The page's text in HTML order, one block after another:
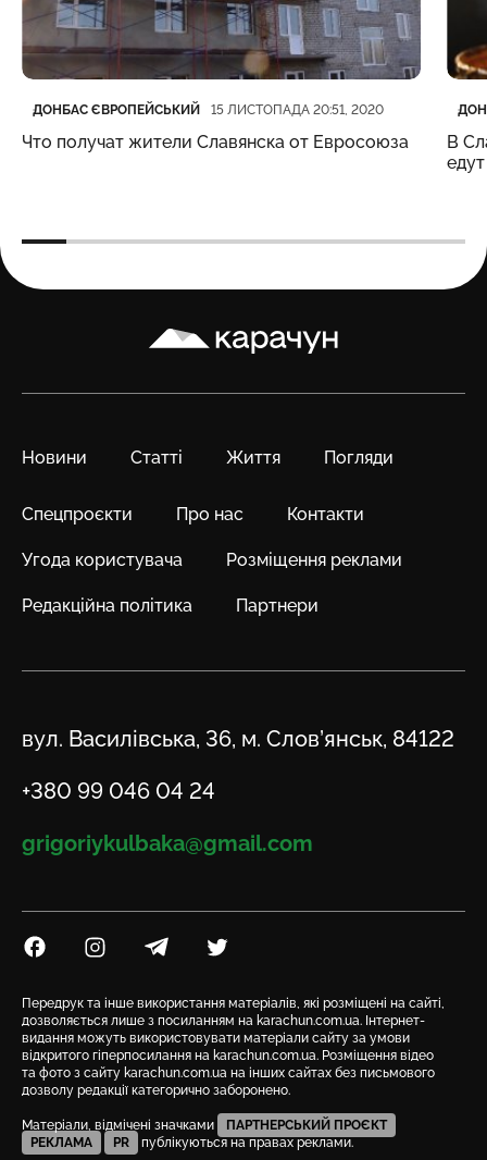
Категорія
ДОНБАС ЄВРОПЕЙСЬКИЙ
Дата публікації 15 ЛИСТОПАДА 20:51, 2020
Что получат жители Славянска от Евросоюза
В
Карачун
Новини Статті Життя Погляди
Спецпроєкти Про нас Контакти
Угода користувача Розміщення реклами
Редакційна політика Партнери
Адреса
вул. Василівська, 36, м. Слов’янськ, 84122
Телефон
+380 99 046 04 24
Email
grigoriykulbaka@gmail.com
Посилання на Facebook
Посилання на Instagram
Посилання на Telegram
Посилання на Twitter
Передрук та інше використання матеріалів, які розміщені на сайті,
дозволяється лише з посиланням на karachun.com.ua. Інтернет-
видання можуть використовувати матеріали сайту за умови
відкритого гіперпосилання на karachun.com.ua. Розміщення відео
та фото з сайту karachun.com.ua на інших сайтах без письмового
дозволу редакції категорично заборонено.
Матеріали, відмічені значками
ПАРТНЕРСЬКИЙ ПРОЄКТ
РЕКЛАМА
PR публікуються на правах реклами.